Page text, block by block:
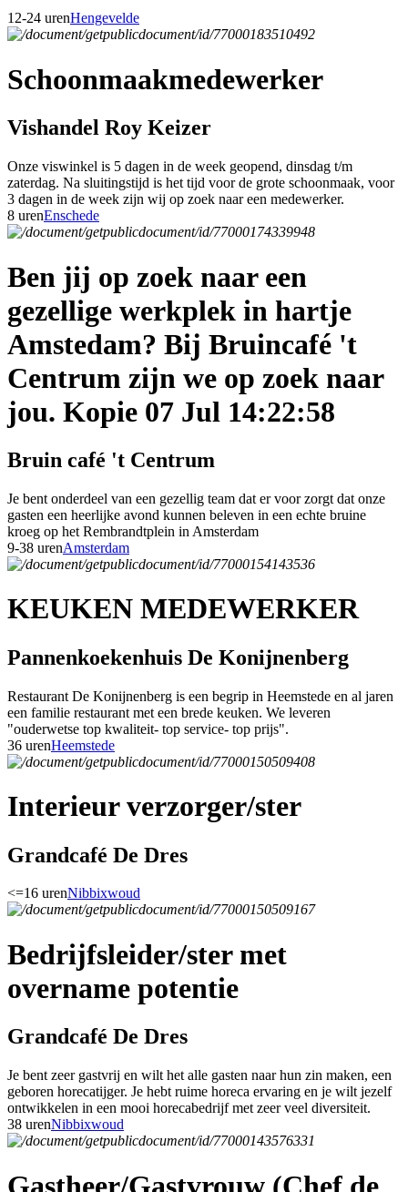
12-24 urenHengevelde
Schoonmaakmedewerker
Vishandel Roy Keizer
Onze viswinkel is 5 dagen in de week geopend, dinsdag t/m
zaterdag. Na sluitingstijd is het tijd voor de grote schoonmaak, voor
3 dagen in de week zijn wij op zoek naar een medewerker.
8 urenEnschede
Ben jij op zoek naar een
gezellige werkplek in hartje
Amstedam? Bij Bruincafé 't
Centrum zijn we op zoek naar
jou. Kopie 07 Jul 14:22:58
Bruin café 't Centrum
Je bent onderdeel van een gezellig team dat er voor zorgt dat onze
gasten een heerlijke avond kunnen beleven in een echte bruine
kroeg op het Rembrandtplein in Amsterdam
9-38 urenAmsterdam
KEUKEN MEDEWERKER
Pannenkoekenhuis De Konijnenberg
Restaurant De Konijnenberg is een begrip in Heemstede en al jaren
een familie restaurant met een brede keuken. We leveren
"ouderwetse top kwaliteit- top service- top prijs".
36 urenHeemstede
Interieur verzorger/ster
Grandcafé De Dres
<=16 urenNibbixwoud
Bedrijfsleider/ster met
overname potentie
Grandcafé De Dres
Je bent zeer gastvrij en wilt het alle gasten naar hun zin maken, een
geboren horecatijger. Je hebt ruime horeca ervaring en je wilt jezelf
ontwikkelen in een mooi horecabedrijf met zeer veel diversiteit.
38 urenNibbixwoud
Gastheer/Gastvrouw (Chef de